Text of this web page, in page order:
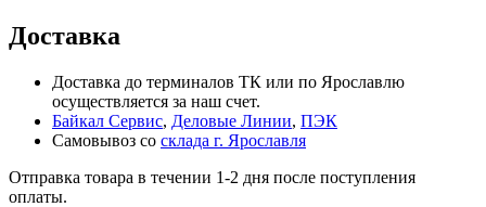
Доставка
Доставка до терминалов ТК или по Ярославлю
осуществляется за наш счет.
Байкал Сервис, Деловые Линии, ПЭК
Самовывоз со склада г. Ярославля
Отправка товара в течении 1-2 дня после поступления
оплаты.